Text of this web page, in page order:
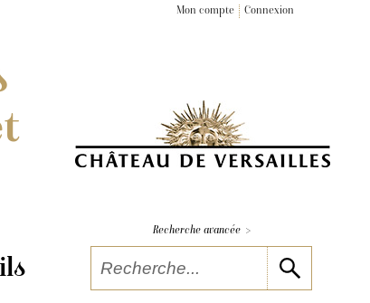
Mon compte Connexion
Recherche avancée >